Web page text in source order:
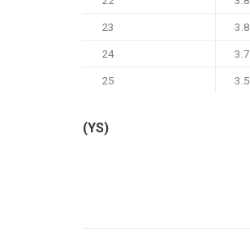
23
24
25
(YS)